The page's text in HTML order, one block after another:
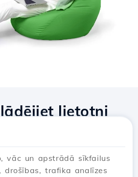
vāc un apstrādā sīkfailus
drošības, trafika analīzes
lietotni